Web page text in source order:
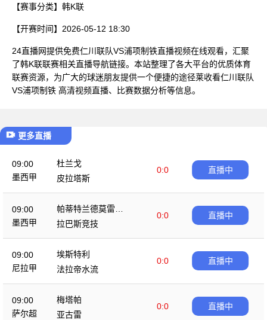
【赛事分类】 韩K联
【开赛时间】 2026-05-12 18:30
24直播网提供免费仁川联队VS浦项制铁直播视频在线观看，汇聚
了韩K联联赛相关直播导航链接。本站整理了各大平台的优质体育
联赛资源，为广大的球迷朋友提供一个便捷的途径莱收看仁川联队
VS浦项制铁 高清视频直播、比赛数据分析等信息。
更多直播
09:00
墨西甲
杜兰戈
0:0
皮拉塔斯
直播中
09:00
墨西甲
帕蒂特兰德莫雷洛
斯
0:0
拉巴斯竞技
直播中
09:00
尼拉甲
埃斯特利
0:0
法拉帝水流
直播中
09:00
萨尔超
梅塔帕
0:0
亚古雷
直播中